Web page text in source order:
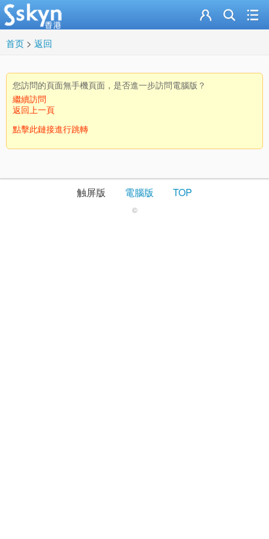
首页 > 返回
您訪問的頁面無手機頁面，是否進一步訪問電腦版？
繼續訪問
返回上一頁
點擊此鏈接進行跳轉
触屏版 電腦版 TOP
©